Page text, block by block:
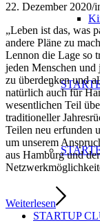
STARTUP
22. Dezember 2020/
„Leben ist das, was
andere Pläne zu
Lennon die Lage so
jeden Menschen und
zu überdenken und
natürlich auch für
wesentlichen Teil
traditioneller
Teilen neu erfunden
um unserem
aus Hamburg und
Weiterlesen